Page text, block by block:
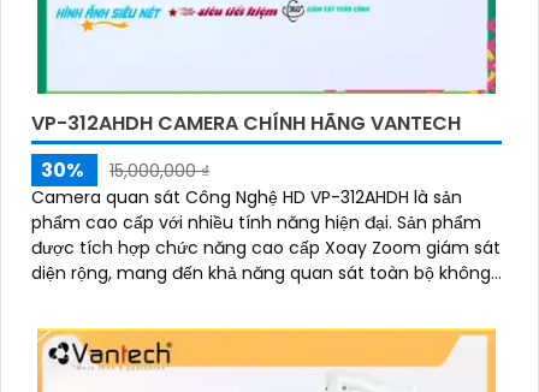
VP-312AHDH CAMERA CHÍNH HÃNG VANTECH
30%
15,000,000 ₫
Camera quan sát Công Nghệ HD VP-312AHDH là sản
phẩm cao cấp với nhiều tính năng hiện đại. Sản phẩm
được tích hợp chức năng cao cấp Xoay Zoom giám sát
diện rộng, mang đến khả năng quan sát toàn bộ không